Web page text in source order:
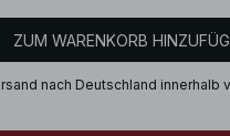
ZUM WARENKORB
nach Deutschland innerhalb